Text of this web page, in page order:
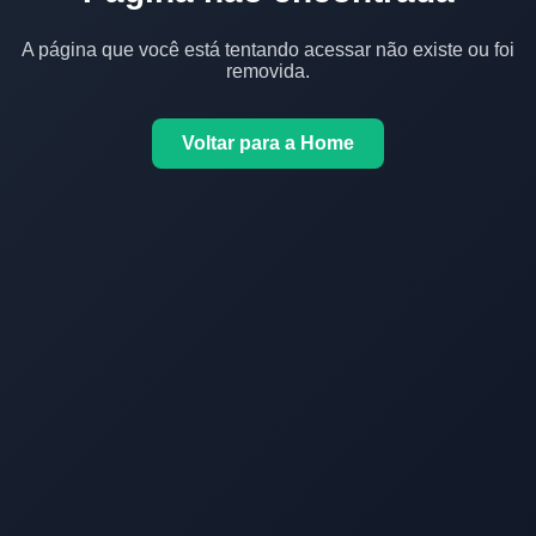
A página que você está tentando acessar não existe ou foi
removida.
Voltar para a Home